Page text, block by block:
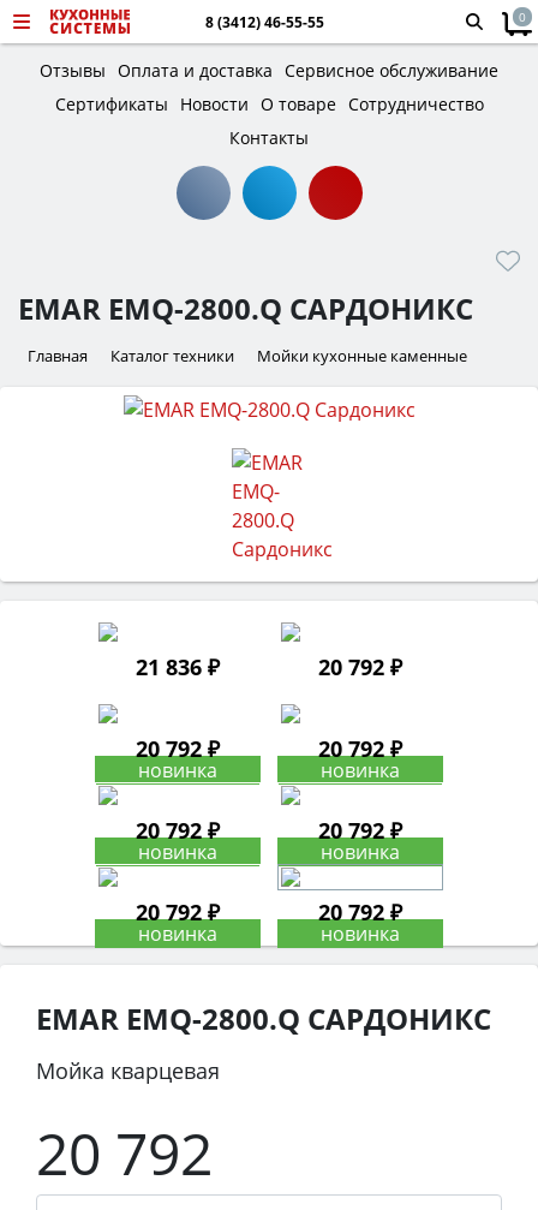
8 (3412) 46-55-55 0
Отзывы Оплата и доставка Сервисное обслуживание
Сертификаты
Новости О товаре Сотрудничество
Контакты
EMAR EMQ-2800.Q САРДОНИКС
Главная Каталог техники Мойки кухонные каменные
21 836 ₽ 20 792 ₽
20 792 ₽ 20 792 ₽
20 792 ₽ 20 792 ₽
20 792 ₽ 20 792 ₽
EMAR EMQ-2800.Q САРДОНИКС
Мойка кварцевая
20 792